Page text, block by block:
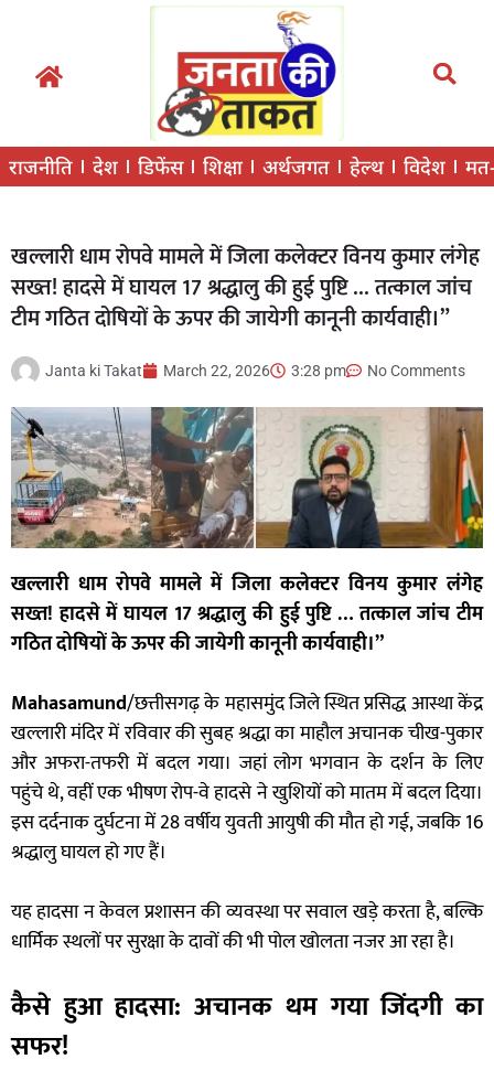
राजनीति देश डिफेंस शिक्षा अर्थजगत हेल्थ विदेश
खल्लारी धाम रोपवे मामले में जिला कलेक्टर विनय कुमार लंगेह
सख्त! हादसे में घायल 17 श्रद्धालु की हुई पुष्टि … तत्काल जांच
टीम गठित दोषियों के ऊपर की जायेगी कानूनी कार्यवाही।”
Janta ki Takat March 22, 2026 3:28 pm No Comments
खल्लारी धाम रोपवे मामले में जिला कलेक्टर विनय कुमार लंगेह
सख्त! हादसे में घायल 17 श्रद्धालु की हुई पुष्टि … तत्काल जांच टीम
गठित दोषियों के ऊपर की जायेगी कानूनी कार्यवाही।”
Mahasamund/छत्तीसगढ़ के महासमुंद जिले स्थित प्रसिद्ध आस्था केंद्र
खल्लारी मंदिर में रविवार की सुबह श्रद्धा का माहौल अचानक चीख-पुकार
और अफरा-तफरी में बदल गया। जहां लोग भगवान के दर्शन के लिए
पहुंचे थे, वहीं एक भीषण रोप-वे हादसे ने खुशियों को मातम में बदल दिया।
इस दर्दनाक दुर्घटना में 28 वर्षीय युवती आयुषी की मौत हो गई, जबकि 16
श्रद्धालु घायल हो गए हैं।
यह हादसा न केवल प्रशासन की व्यवस्था पर सवाल खड़े करता है, बल्कि
धार्मिक स्थलों पर सुरक्षा के दावों की भी पोल खोलता नजर आ रहा है।
कैसे हुआ हादसा: अचानक थम गया जिंदगी का
सफर!